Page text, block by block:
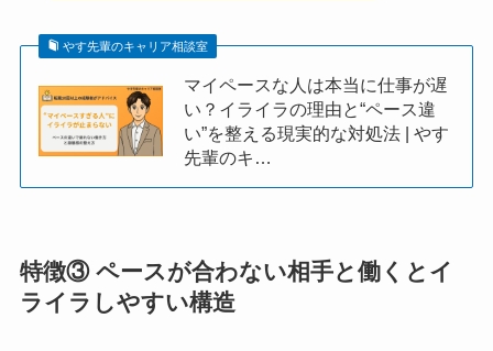
やす先輩のキャリア相談室
マイペースな人は本当に仕事が遅
い？イライラの理由と“ペース違
い”を整える現実的な対処法 | やす
先輩のキ…
特徴③ ペースが合わない相手と働くとイ
ライラしやすい構造